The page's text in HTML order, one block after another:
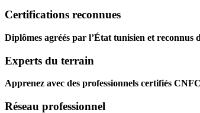
Certifications reconnues
Diplômes agréés par l’État tunisien et reconnus
Experts du terrain
Apprenez avec des professionnels certifiés
Réseau professionnel